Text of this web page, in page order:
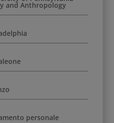
and Anthropology
personale